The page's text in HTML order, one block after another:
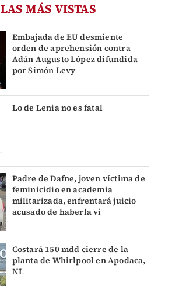
LAS MÁS VISTAS
Embajada de EU desmiente
orden de aprehensión contra
Adán Augusto López difundida
por Simón Levy
Lo de Lenia no es fatal
Padre de Dafne, joven víctima de
feminicidio en academia
militarizada, enfrentará juicio
acusado de haberla vi
Costará 150 mdd cierre de la
planta de Whirlpool en Apodaca,
NL